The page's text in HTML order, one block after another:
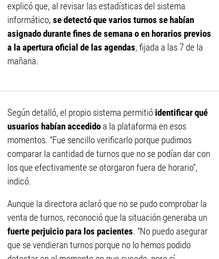
explicó que, al revisar las estadísticas del sistema
informático, se detectó que varios turnos se habían
asignado durante fines de semana o en horarios previos
a la apertura oficial de las agendas, fijada a las 7 de la
mañana.
Según detalló, el propio sistema permitió identificar qué
usuarios habían accedido a la plataforma en esos
momentos. “Fue sencillo verificarlo porque pudimos
comparar la cantidad de turnos que no se podían dar con
los que efectivamente se otorgaron fuera de horario”,
indicó.
Aunque la directora aclaró que no se pudo comprobar la
venta de turnos, reconoció que la situación generaba un
fuerte perjuicio para los pacientes. “No puedo asegurar
que se vendieran turnos porque no lo hemos podido